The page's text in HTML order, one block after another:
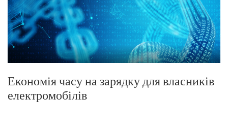
Економія часу на зарядку для власників
електромобілів